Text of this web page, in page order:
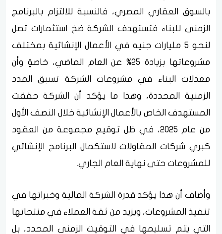
بالسوق العقاري المصري، فالنسبة للالتزام بالبرنامج
الزمنى للبناء فتستهدف الشركة ضخ استثمارات تصل
لنحو 5 مليارات جنيه في الأعمال الإنشائية بمختلف
مشروعاتها بزيادة 25% عن العام الماضي، خاصةٍ وأن
معدلات البناء في مشروعات الشركة تسبق المدد
الزمنية المحددة، وهذا ما يؤكد أن الشركة حققت
المستهدف الخاص بالأعمال الإنشائية خلال النصف الأول
من عام 2025، في ظل توقيع مجموعة من العقود
كبري شركات المقاولات لاستكمال البرنامج الإنشائي
للمشروعات حتى نهاية العام الجاري.
وأضاف أن هذا يؤكد قدرة الشركة المالية وخبراتها في
تنفيذ المشروعات، ويزيد من ثقة العملاء في منتجاتها
التي يتم تسليمها في التوقيت الزمنى المحدد، بل